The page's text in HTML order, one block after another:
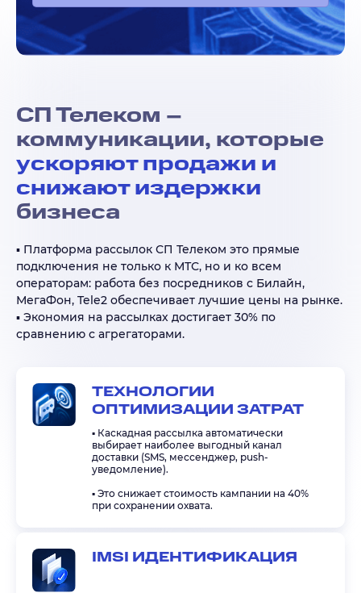
СП Телеком –
коммуникации, которые
ускоряют продажи и
снижают издержки
бизнеса
▪️ Платформа рассылок СП Телеком это прямые
подключения не только к МТС, но и ко всем
операторам: работа без посредников с Билайн,
МегаФон, Tele2 обеспечивает лучшие цены на рынке.
▪️ Экономия на рассылках достигает 30% по
сравнению с агрегаторами.
ТЕХНОЛОГИИ
ОПТИМИЗАЦИИ ЗАТРАТ
▪️ Каскадная рассылка автоматически
выбирает наиболее выгодный канал
доставки (SMS, мессенджер, push-
уведомление).
▪️ Это снижает стоимость кампании на 40%
при сохранении охвата.
IMSI ИДЕНТИФИКАЦИЯ